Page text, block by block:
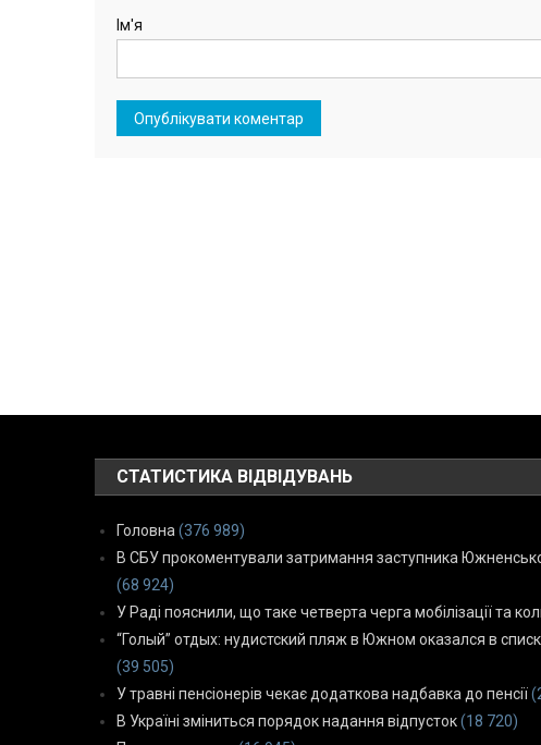
Ім'я
СТАТИСТИКА ВІДВІДУВАНЬ
Головна (376 989)
В СБУ прокоментували затримання заступника
(68 924)
У Раді пояснили, що таке четверта черга мобілізації та
“Голый” отдых: нудистский пляж в Южном оказался в
(39 505)
У травні пенсіонерів чекає додаткова надбавка до пенсії
В Україні зміниться порядок надання відпусток (18 720)